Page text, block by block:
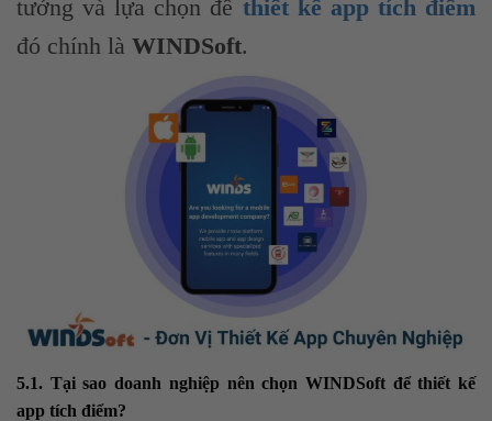
tưởng và lựa chọn để thiết kế app tích điểm
đó chính là WINDSoft.
5.1. Tại sao doanh nghiệp nên chọn WINDSoft để thiết kế
app tích điểm?